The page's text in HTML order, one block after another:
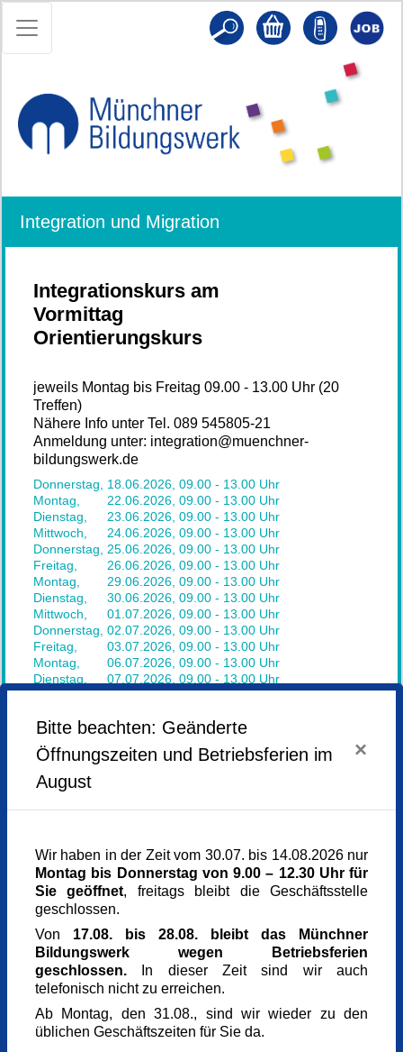
Integration und Migration
Integrationskurs am
Vormittag
Orientierungskurs
jeweils Montag bis Freitag 09.00 - 13.00 Uhr (20
Treffen)
Nähere Info unter Tel. 089 545805-21
Anmeldung unter: integration@muenchner-
bildungswerk.de
Donnerstag, 18.06.2026, 09.00 - 13.00 Uhr
Montag,
22.06.2026, 09.00 - 13.00 Uhr
Dienstag,
23.06.2026, 09.00 - 13.00 Uhr
Mittwoch,
24.06.2026, 09.00 - 13.00 Uhr
Donnerstag, 25.06.2026, 09.00 - 13.00 Uhr
Freitag,
26.06.2026, 09.00 - 13.00 Uhr
Montag,
29.06.2026, 09.00 - 13.00 Uhr
Dienstag,
30.06.2026, 09.00 - 13.00 Uhr
Mittwoch,
01.07.2026, 09.00 - 13.00 Uhr
Donnerstag, 02.07.2026, 09.00 - 13.00 Uhr
Freitag,
03.07.2026, 09.00 - 13.00 Uhr
Montag,
06.07.2026, 09.00 - 13.00 Uhr
Dienstag,
07.07.2026, 09.00 - 13.00 Uhr
Mittwoch,
08.07.2026,09.00 - 13.00 Uhr
Freitag,
10.07.2026,09.00 - 13.00 Uhr
Montag,
Montag,
13.07.2026, 09.00 - 13.00 Uhr
Mittwoch,
Donnerstag,
3. OG, Erika-Cremer-Str. 8
81829 München
München
Kursgebühr
229 €
Kostenbefreit
0,00 €
Selbstzahler
350 €
Referent_in
Bitte beachten: Geänderte
Öffnungszeiten und Betriebsferien im
August
×
Wir haben in der Zeit vom 30.07. bis 14.08.2026 nur
Montag bis Donnerstag von 9.00 – 12.30 Uhr für
Sie geöffnet, freitags bleibt die Geschäftsstelle
geschlossen.
Von 17.08. bis 28.08. bleibt das Münchner
Bildungswerk wegen Betriebsferien
geschlossen. In dieser Zeit sind wir auch
telefonisch nicht zu erreichen.
Ab Montag, den 31.08., sind wir wieder zu den
üblichen Geschäftszeiten für Sie da.